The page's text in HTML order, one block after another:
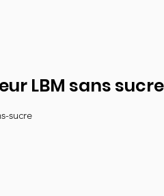
LBM sans sucre
sucre